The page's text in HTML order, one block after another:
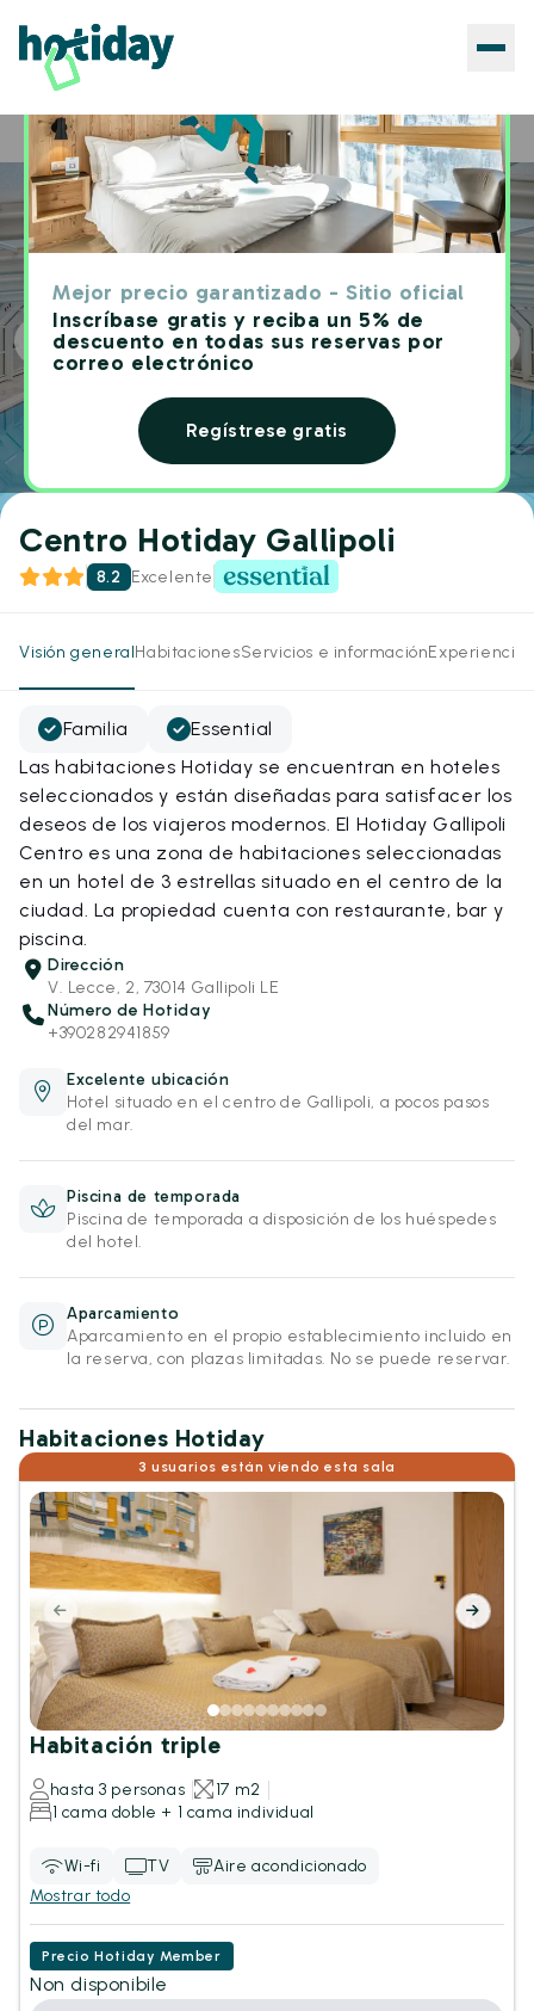
Mejor precio garantizado - Sitio oficial
Inscríbase gratis y reciba un 5% de
descuento en todas sus reservas por
correo electrónico
Regístrese gratis
Home Hoteles Centro Hotiday Gallipoli
Centro Hotiday Gallipoli
8.2 Excelente
Visión generalHabitacionesServicios e informaciónExperiencias
Familia
Essential
Las habitaciones Hotiday se encuentran en hoteles
seleccionados y están diseñadas para satisfacer los
deseos de los viajeros modernos. El Hotiday Gallipoli
Centro es una zona de habitaciones seleccionadas
en un hotel de 3 estrellas situado en el centro de la
ciudad. La propiedad cuenta con restaurante, bar y
piscina.
Dirección
V. Lecce, 2, 73014 Gallipoli LE
Número de Hotiday
+390282941859
Excelente ubicación
Hotel situado en el centro de Gallipoli, a pocos pasos
del mar.
Piscina de temporada
Piscina de temporada a disposición de los huéspedes
del hotel.
Aparcamiento
Aparcamiento en el propio establecimiento incluido en
la reserva, con plazas limitadas. No se puede reservar.
Habitaciones Hotiday
3 usuarios están viendo esta sala
Habitación triple
hasta 3 personas
17 m2
1 cama doble + 1 cama individual
Wi-fi TV
Aire acondicionado
Mostrar todo
Precio Hotiday Member
Non disponibile